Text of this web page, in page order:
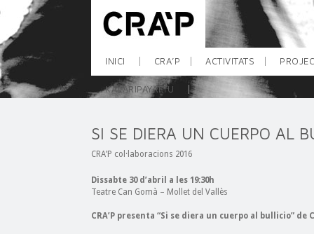
INICI CRA’P ACTIVITATS
KALARIPAYATTU
SI SE DIERA UN CUERPO AL
CRA’P col·laboracions 2016
Dissabte 30 d’abril a les 19:30h
Teatre Can Gomà – Mollet del Vallès
CRA’P presenta “Si se diera un cuerpo al bullicio” de